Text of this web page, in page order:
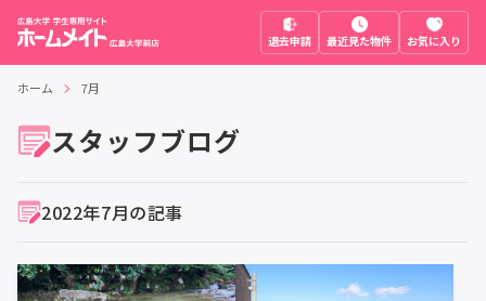
退去申請 最近見た物件 お気に入り
ホーム 7月
スタッフブログ
2022年7月の記事